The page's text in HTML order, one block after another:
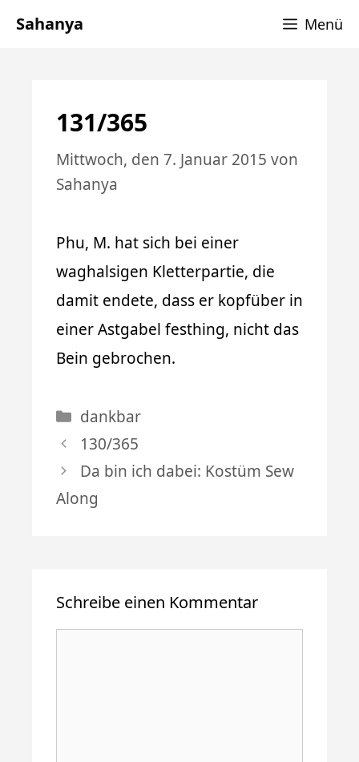
ZumSahanya Menü
131/365
Mittwoch, den 7. Januar 2015 von
Sahanya
Phu, M. hat sich bei einer
waghalsigen Kletterpartie, die
damit endete, dass er kopfüber in
einer Astgabel festhing, nicht das
Bein gebrochen.
Kategorien
dankbar
130/365
Da bin ich dabei: Kostüm Sew
Along
Schreibe einen Kommentar